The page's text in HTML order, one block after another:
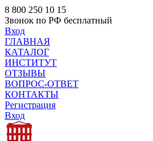
8 800 250 10 15
Звонок по РФ бесплатный
Вход
ГЛАВНАЯ
КАТАЛОГ
ИНСТИТУТ
ОТЗЫВЫ
ВОПРОС-ОТВЕТ
КОНТАКТЫ
Регистрация
Вход